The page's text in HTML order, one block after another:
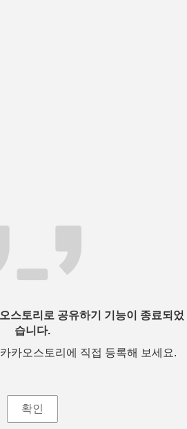
스토리로 공유하기 기능이 종료되었
습니다.
카오스토리에 직접 등록해 보세요.
확인